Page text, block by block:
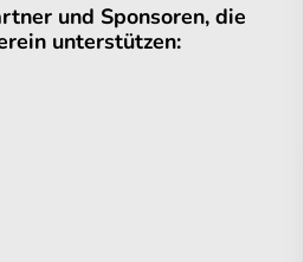
und Sponsoren, die
unterstützen: